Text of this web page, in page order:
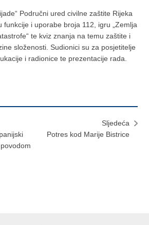
Područni ured civilne zaštite Rijeka
funkcije i uporabe broja 112, igru „Zemlja
te kviz znanja na temu zaštite i
složenosti. Sudionici su za posjetitelje
i radionice te prezentacije rada.
Sljedeća
Potres kod Marije Bistrice